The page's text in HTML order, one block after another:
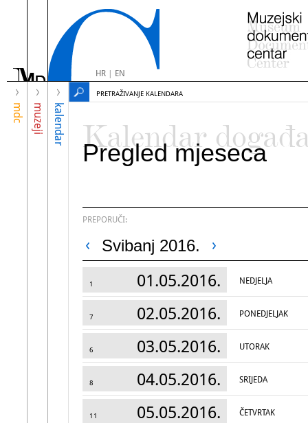
HR| EN
mdc muzeji kalendar
PRETRAŽIVANJE KALENDARA
Kalendar
Pregled mjeseca
PREPORUČI:
Svibanj 2016.
1 01.05.2016. NEDJELJA
7 02.05.2016. PONEDJELJAK
6 03.05.2016. UTORAK
8 04.05.2016. SRIJEDA
11 05.05.2016. ČETVRTAK